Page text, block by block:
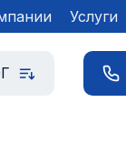
Услуги